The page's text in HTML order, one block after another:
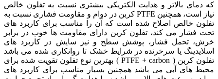
که دمای بالاتر و هدایت الکتریکی بیشتری نسبت به تفلون خالص
نیاز است، همچنین PTFE کربن در دوام و مقاومت فشاری نسبت به
تفلون خالص اصلاح شده است که آن را مناسب برای کاربرد های
تحت فشار می کند، تفلون کربن دارای مقاومت ها خوب در برابر
خرش، تحمل فشار، پوشش سطح و نیز سایش در کاربرد های
اسلایدینگ یا سرخرنده در شرایط خشک تا روانکاری شده می باشد
تفلون کربن ( PTFE + carbon ) بهترین نوع تفلون تقویت شده برای
محیط های آبی می باشد همچنین بسیار مناسب برای کاربرد های